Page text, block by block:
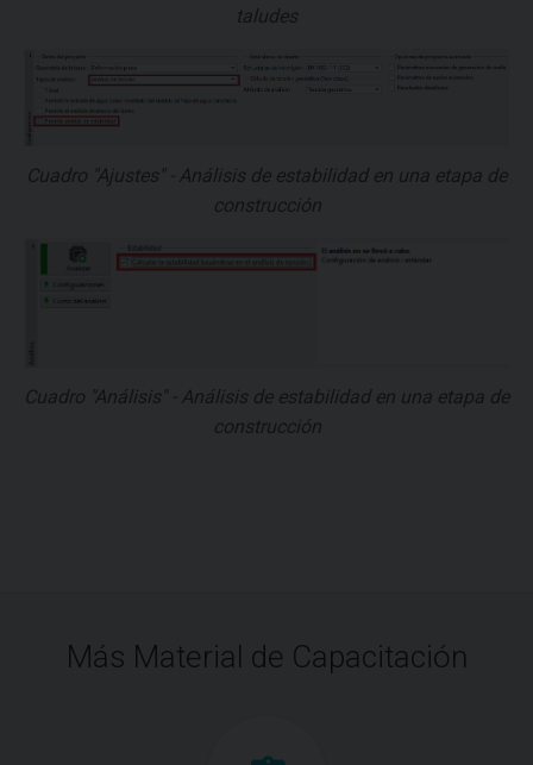
taludes
Cuadro "Ajustes" - Análisis de estabilidad en una etapa de
construcción
Cuadro "Análisis" - Análisis de estabilidad en una etapa de
construcción
Más Material de Capacitación